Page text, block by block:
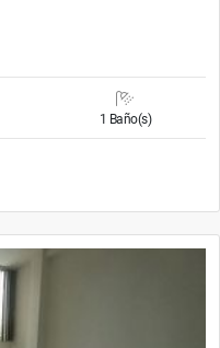
1 Baño(s)